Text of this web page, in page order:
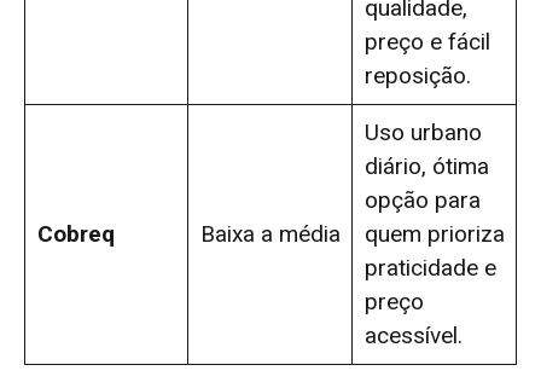
qualidade,
preço e fácil
reposição.
Cobreq Baixa a média
Uso urbano
diário, ótima
opção para
quem prioriza
praticidade e
preço
acessível.